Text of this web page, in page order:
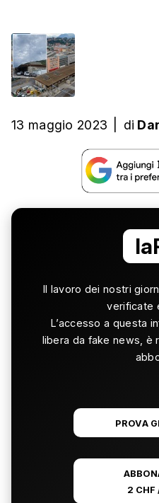
13 maggio 2023 di
Il lavoro dei nostri
verificate
L’accesso a questa
libera da fake news, è
PROVA
2 CHF